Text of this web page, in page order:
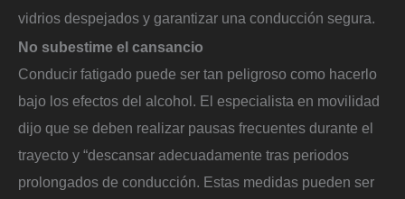
vidrios despejados y garantizar una conducción segura.
No subestime el cansancio
Conducir fatigado puede ser tan peligroso como hacerlo
bajo los efectos del alcohol. El especialista en movilidad
dijo que se deben realizar pausas frecuentes durante el
trayecto y “descansar adecuadamente tras periodos
prolongados de conducción. Estas medidas pueden ser